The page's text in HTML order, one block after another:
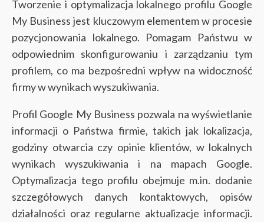
Tworzenie i optymalizacja lokalnego profilu Google
My Business jest kluczowym elementem w procesie
pozycjonowania lokalnego. Pomagam Państwu w
odpowiednim skonfigurowaniu i zarządzaniu tym
profilem, co ma bezpośredni wpływ na widoczność
firmy w wynikach wyszukiwania.
Profil Google My Business pozwala na wyświetlanie
informacji o Państwa firmie, takich jak lokalizacja,
godziny otwarcia czy opinie klientów, w lokalnych
wynikach wyszukiwania i na mapach Google.
Optymalizacja tego profilu obejmuje m.in. dodanie
szczegółowych danych kontaktowych, opisów
działalności oraz regularne aktualizacje informacji.